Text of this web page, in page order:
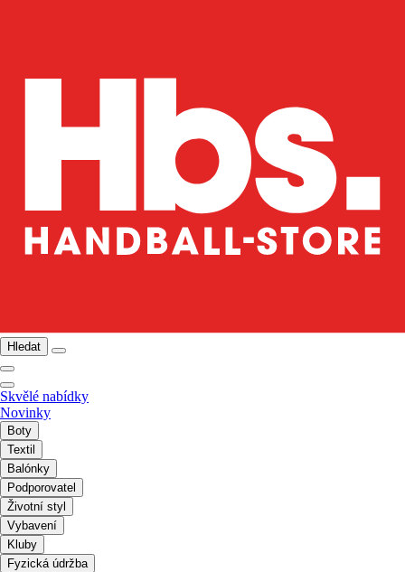
Hledat
Skvělé nabídky
Novinky
Boty
Textil
Balónky
Podporovatel
Životní styl
Vybavení
Kluby
Fyzická údržba